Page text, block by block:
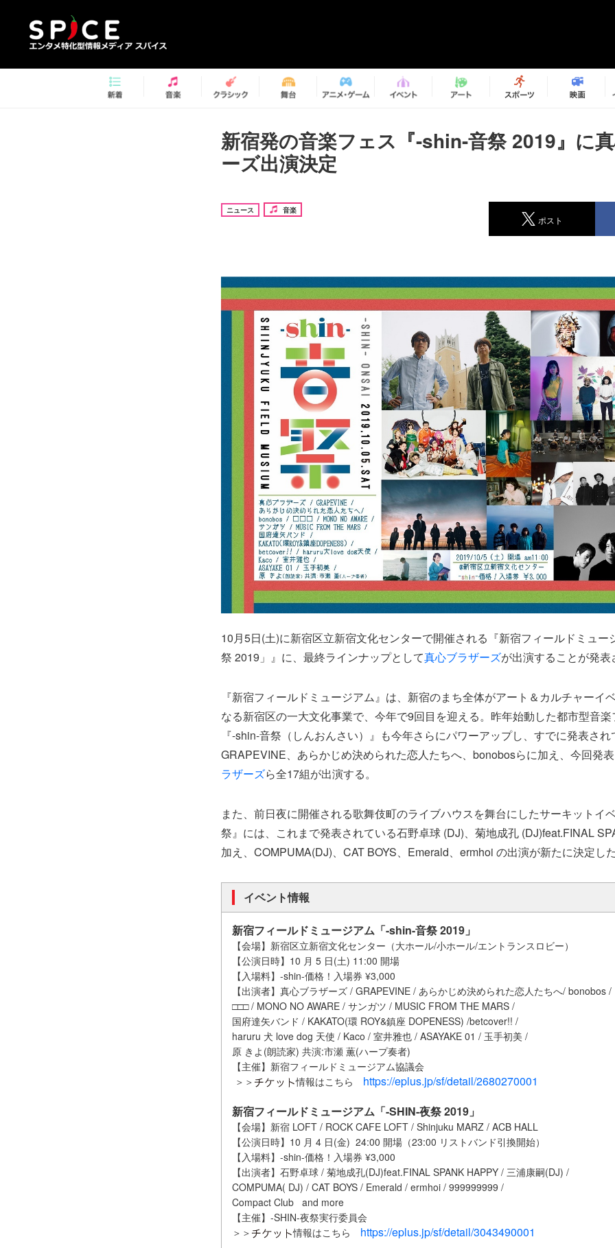
新宿発の音楽フェス『-shin-音祭 2019』に
ーズ出演決定
ニュース 音楽
ポスト
10月5日(土)に新宿区立新宿文化センターで開催される『新宿フィールドミュー
祭 2019」』に、最終ラインナップとして真心ブラザーズが出演することが発表
『新宿フィールドミュージアム』は、新宿のまち全体がアート＆カルチャーイ
なる新宿区の一大文化事業で、今年で9回目を迎える。昨年始動した都市型音
『-shin-音祭（しんおんさい）』も今年さらにパワーアップし、すでに発表され
GRAPEVINE、あらかじめ決められた恋人たちへ、bonobosらに加え、今回発
ラザーズら全17組が出演する。
また、前日夜に開催される歌舞伎町のライブハウスを舞台にしたサーキットイ
祭』には、これまで発表されている石野卓球 (DJ)、菊地成孔 (DJ)feat.FINAL
加え、COMPUMA(DJ)、CAT BOYS、Emerald、ermhoi の出演が新たに決定し
イベント情報
新宿フィールドミュージアム「-shin-音祭 2019」
【会場】新宿区立新宿文化センター（大ホール/小ホール/エントランスロビー）
【公演日時】10 月 5 日(土) 11:00 開場
【入場料】-shin-価格！入場券 ¥3,000
【出演者】真心ブラザーズ / GRAPEVINE / あらかじめ決められた恋人たちへ/ bonobos
□□□ / MONO NO AWARE / サンガツ / MUSIC FROM THE MARS /
国府達矢バンド / KAKATO(環 ROY&鎮座 DOPENESS) /betcover!! /
haruru 犬 love dog 天使 / Kaco / 室井雅也 / ASAYAKE 01 / 玉手初美 /
原 きよ(朗読家) 共演:市瀬 薫(ハープ奏者)
【主催】新宿フィールドミュージアム協議会
＞＞
情報はこちら https://eplus.jp/sf/detail/2680270001
新宿フィールドミュージアム「-SHIN-夜祭 2019」
【会場】新宿 LOFT / ROCK CAFE LOFT / Shinjuku MARZ / ACB HALL
【公演日時】10 月 4 日(金) 24:00 開場（23:00 リストバンド引換開始）
【入場料】-shin-価格！入場券 ¥3,000
【出演者】石野卓球 / 菊地成孔(DJ)feat.FINAL SPANK HAPPY / 三浦康嗣(DJ) /
COMPUMA( DJ) / CAT BOYS / Emerald / ermhoi / 999999999 /
Compact Club and more
【主催】-SHIN-夜祭実行委員会
＞＞
情報はこちら https://eplus.jp/sf/detail/3043490001